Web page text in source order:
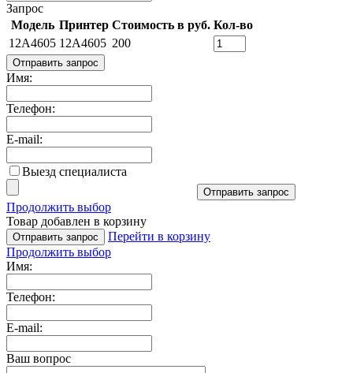
Запрос
Модель Принтер Стоимость в руб. Кол-во
12A4605 12A4605 200
Отправить запрос
Имя:
Телефон:
E-mail:
Выезд специалиста
Отправить запрос
Продолжить выбор
Товар добавлен в корзину
Отправить запрос
Перейти в корзину
Продолжить выбор
Имя:
Телефон:
E-mail:
Ваш вопрос